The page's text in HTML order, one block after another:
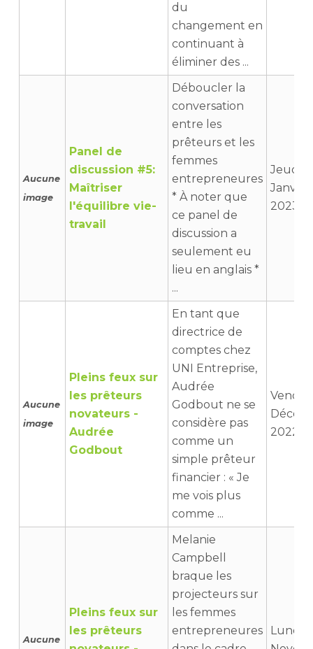
du
changement en
continuant à
éliminer des ...
Aucune
image
Panel de
discussion #5:
Maîtriser
l'équilibre vie-
travail
Déboucler la
conversation
entre les
prêteurs et les
femmes
entrepreneures
* À noter que
ce panel de
discussion a
seulement eu
lieu en anglais *
...
Jeudi 5
Janvier
2023
Aucune
image
Pleins feux sur
les prêteurs
novateurs -
Audrée
Godbout
En tant que
directrice de
comptes chez
UNI Entreprise,
Audrée
Godbout ne se
considère pas
comme un
simple prêteur
financier : « Je
me vois plus
comme ...
2022
Aucune
Pleins feux sur
les prêteurs
Melanie
Campbell
braque les
projecteurs sur
les femmes
entrepreneures
Lundi